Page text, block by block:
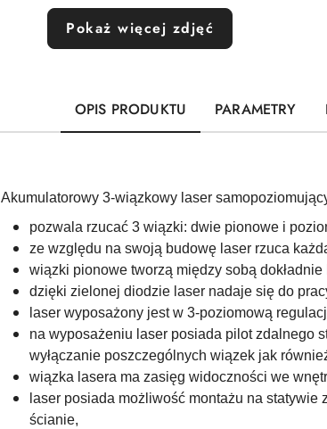
Pokaż więcej zdjęć
OPIS PRODUKTU PARAMETRY
Akumulatorowy 3-wiązkowy laser
pozwala rzucać 3 wiązki: dwie pionowe i
ze względu na swoją budowę laser rzuca
wiązki pionowe tworzą między sobą
dzięki zielonej diodzie laser nadaje się do
laser wyposażony jest w 3-poziomową
na wyposażeniu laser posiada pilot zdalnego
wyłączanie poszczególnych wiązek jak
wiązka lasera ma zasięg widoczności we
laser posiada możliwość montażu na
ścianie,